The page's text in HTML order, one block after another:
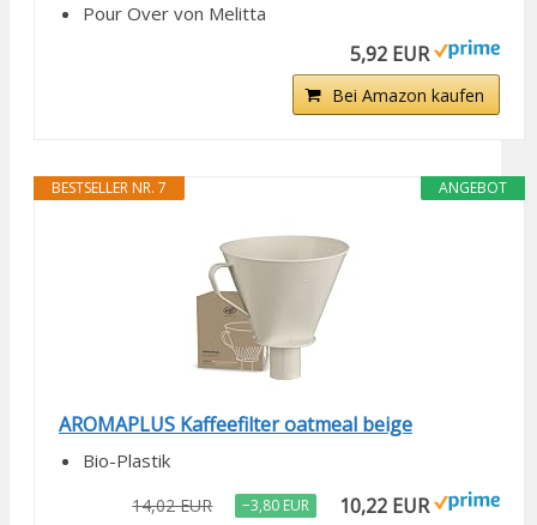
Pour Over von Melitta
5,92 EUR
Bei Amazon kaufen
ANGEBOT
BESTSELLER NR. 7
AROMAPLUS Kaffeefilter oatmeal beige
Bio-Plastik
14,02 EUR −3,80 EUR 10,22 EUR